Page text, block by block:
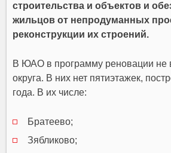
строительства и объектов и
жильцов от непродуманных
реконструкции их строений.
В ЮАО в программу реновации не
округа. В них нет пятиэтажек,
года. В их числе:
Братеево;
Зябликово;